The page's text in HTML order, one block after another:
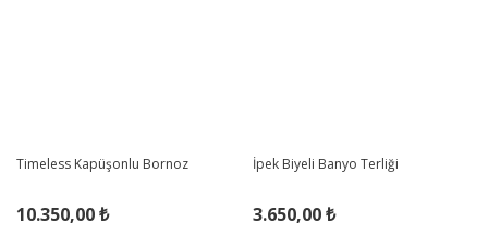
Timeless Kapüşonlu Bornoz
10.350,00 ₺
İpek Biyeli Banyo Terliği
3.650,00 ₺